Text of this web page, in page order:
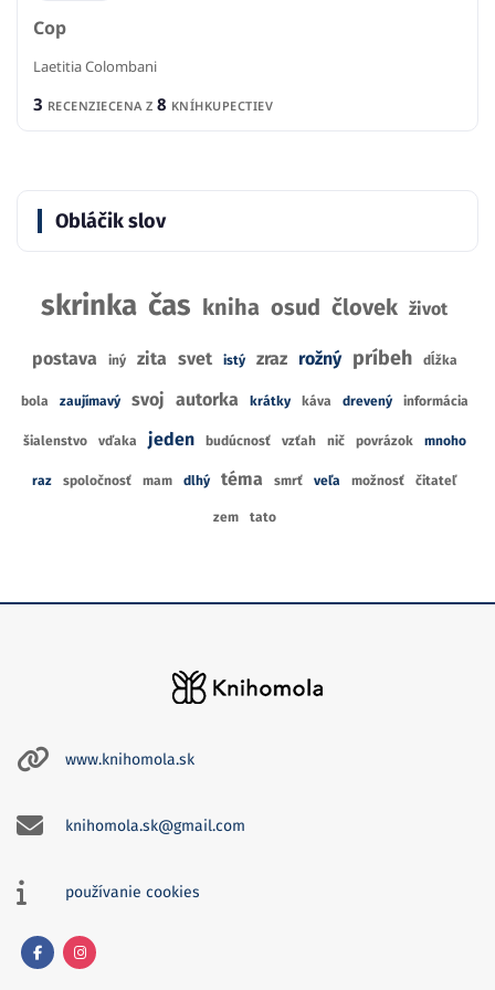
Cop
Laetitia Colombani
3 RECENZIECENA Z 8 KNÍHKUPECTIEV
Obláčik slov
skrinka čas kniha osud človek život
postava iný zita svet istý zraz rožný príbeh dĺžka
bola zaujímavý svoj autorka krátky káva drevený informácia
šialenstvo vďaka jeden budúcnosť vzťah nič povrázok mnoho
raz spoločnosť mam dlhý téma smrť veľa možnosť čitateľ
zem tato
www.knihomola.sk
knihomola.sk@gmail.com
používanie cookies